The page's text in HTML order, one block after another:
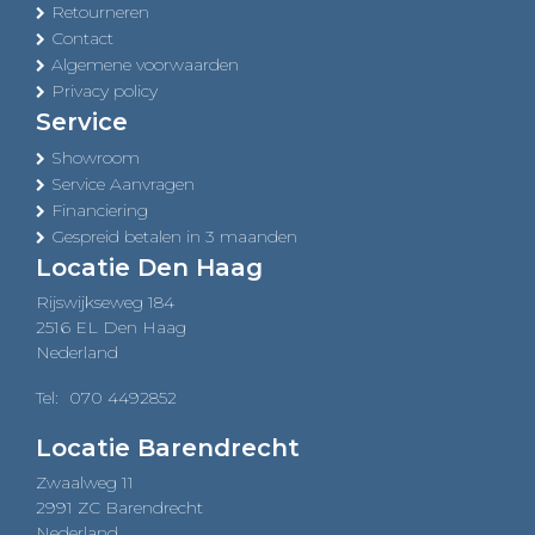
Retourneren
Contact
Algemene voorwaarden
Privacy policy
Service
Showroom
Service Aanvragen
Financiering
Gespreid betalen in 3 maanden
Locatie Den Haag
Rijswijkseweg 184
2516 EL Den Haag
Nederland
Tel: 070 4492852
Locatie Barendrecht
Zwaalweg 11
2991 ZC Barendrecht